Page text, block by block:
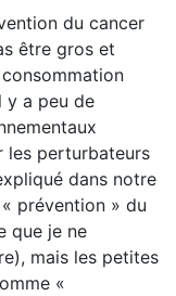
du cancer
être gros et
y a peu de
les perturbateurs
dans notre
prévention » du
que je ne
mais les petites
«